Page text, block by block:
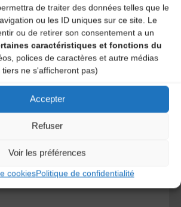
de traiter des données telles que le
ou les ID uniques sur ce site. Le
ou de retirer son consentement a un
caractéristiques et fonctions du
polices de caractères et autre médias
ne s'afficheront pas)
Accepter
Refuser
Voir les préférences
cookiesPolitique de confidentialité
A DECOUVRIR :